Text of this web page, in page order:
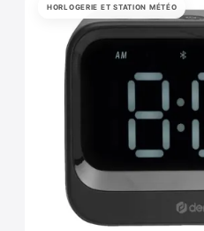
HORLOGERIE ET STATION MÉTÉO